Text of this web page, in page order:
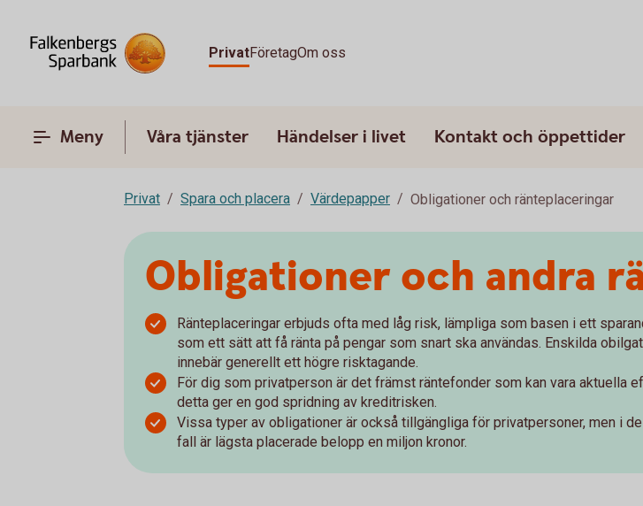
PrivatFöretagOm oss
Meny Våra tjänster Händelser i livet Kontakt och öppettider
Privat Spara och placera Värdepapper Obligationer och ränteplaceringar
Obligationer och andra
Ränteplaceringar erbjuds ofta med låg risk, lämpliga som basen i ett
som ett sätt att få ränta på pengar som snart ska användas. Enskilda
innebär generellt ett högre risktagande.
För dig som privatperson är det främst räntefonder som kan vara aktuella
detta ger en god spridning av kreditrisken.
Vissa typer av obligationer är också tillgängliga för privatpersoner, men i
fall är lägsta placerade belopp en miljon kronor.